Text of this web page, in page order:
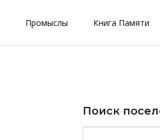
Промыслы Книга Памяти
Поиск